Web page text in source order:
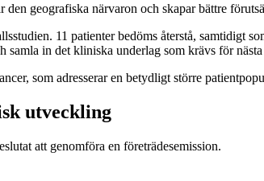
geografiska närvaron och skapar bättre
11 patienter bedöms återstå, samtidigt
in det kliniska underlag som krävs för nästa
som adresserar en betydligt större
utveckling
att genomföra en företrädesemission.